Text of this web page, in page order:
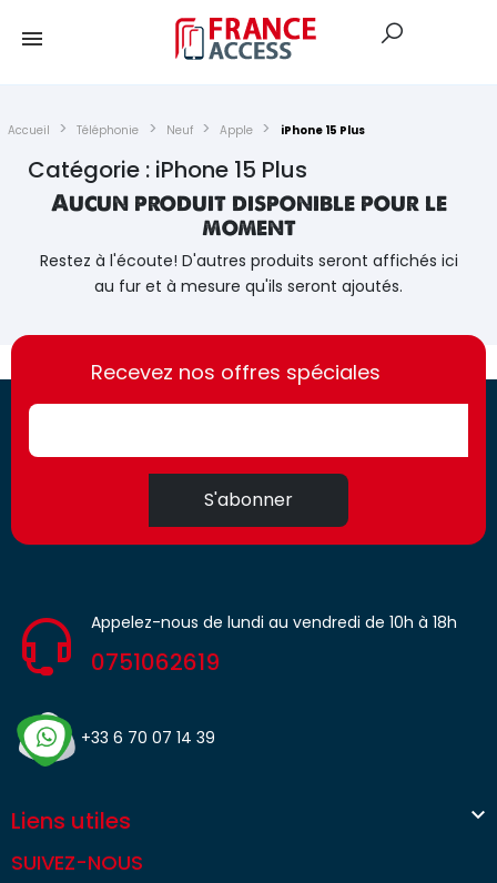
Accueil Téléphonie Neuf Apple iPhone 15 Plus
Catégorie : iPhone 15 Plus
Aucun produit disponible pour le
moment
Restez à l'écoute! D'autres produits seront affichés ici
au fur et à mesure qu'ils seront ajoutés.
https://france-
access.fr
https://france-
access.fr
Recevez nos offres spéciales
S'abonner
Appelez-nous de lundi au vendredi de 10h à 18h
0751062619
+33 6 70 07 14 39
Liens utiles 
SUIVEZ-NOUS